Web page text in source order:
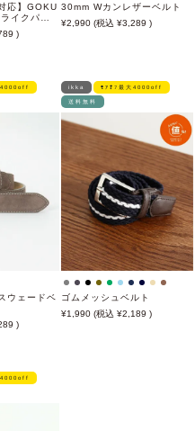
応】GOKU
イクパン
30mm Wカンレザーベルト
2,990
3,289
4000off
ウェードベ
ikka ﾓｱｵﾌ最大4000off
送料無料
ゴムメッシュベルト
1,990
2,189
4000off